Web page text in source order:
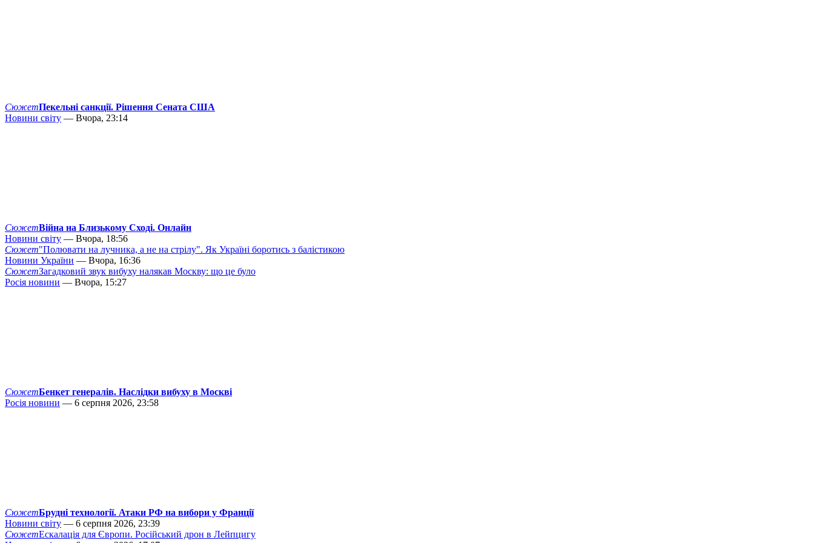
СюжетПекельні санкції. Рішення Сената США
Новини світу — Вчора, 23:14
СюжетВійна на Близькому Сході. Онлайн
Новини світу — Вчора, 18:56
Сюжет"Полювати на лучника, а не на стрілу". Як Україні боротись з балістикою
Новини України — Вчора, 16:36
СюжетЗагадковий звук вибуху налякав Москву: що це було
Росія новини — Вчора, 15:27
СюжетБенкет генералів. Наслідки вибуху в Москві
Росія новини — 6 серпня 2026, 23:58
СюжетБрудні технології. Атаки РФ на вибори у Франції
Новини світу — 6 серпня 2026, 23:39
СюжетЕскалація для Європи. Російський дрон в Лейпцигу